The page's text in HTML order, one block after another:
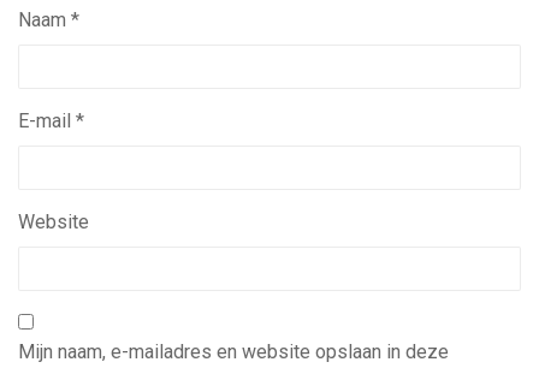
Naam *
E-mail *
Website
Mijn naam, e-mailadres en website opslaan in deze